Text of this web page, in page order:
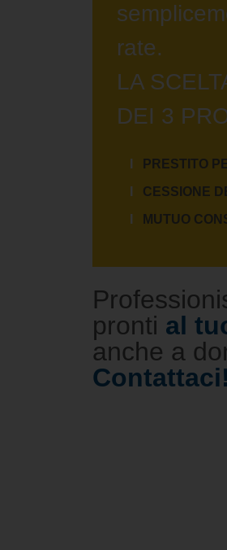
rate.
LA
DEI 3
PRESTITO
CESSIONE
MUTUO
pronti al
anche a
Contattaci!